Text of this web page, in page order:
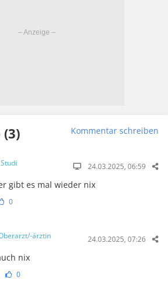
Kommentar schreiben
Studi 24.03.2025, 06:59
gibt es mal wieder nix
0
ärztin 24.03.2025, 07:26
nix
0